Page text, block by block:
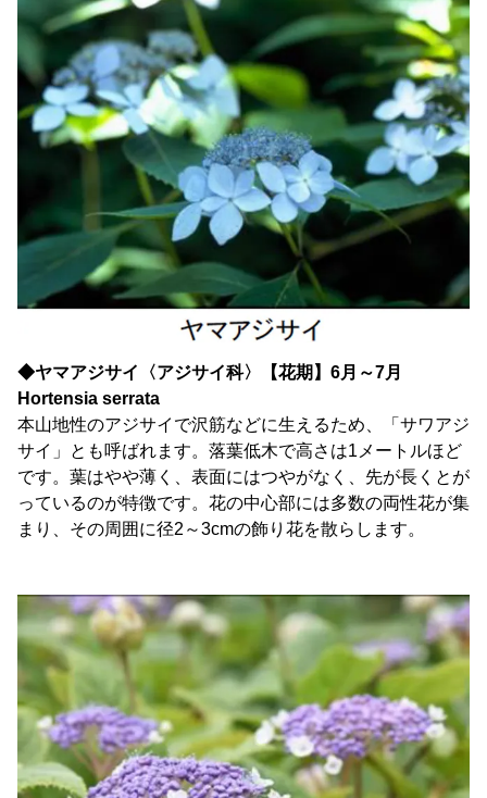
◆ヤマアジサイ〈アジサイ科〉【花期】6月～7月
Hortensia serrata
本山地性のアジサイで沢筋などに生えるため、「サワアジ
サイ」とも呼ばれます。落葉低木で高さは1メートルほど
です。葉はやや薄く、表面にはつやがなく、先が長くとが
っているのが特徴です。花の中心部には多数の両性花が集
まり、その周囲に径2～3cmの飾り花を散らします。